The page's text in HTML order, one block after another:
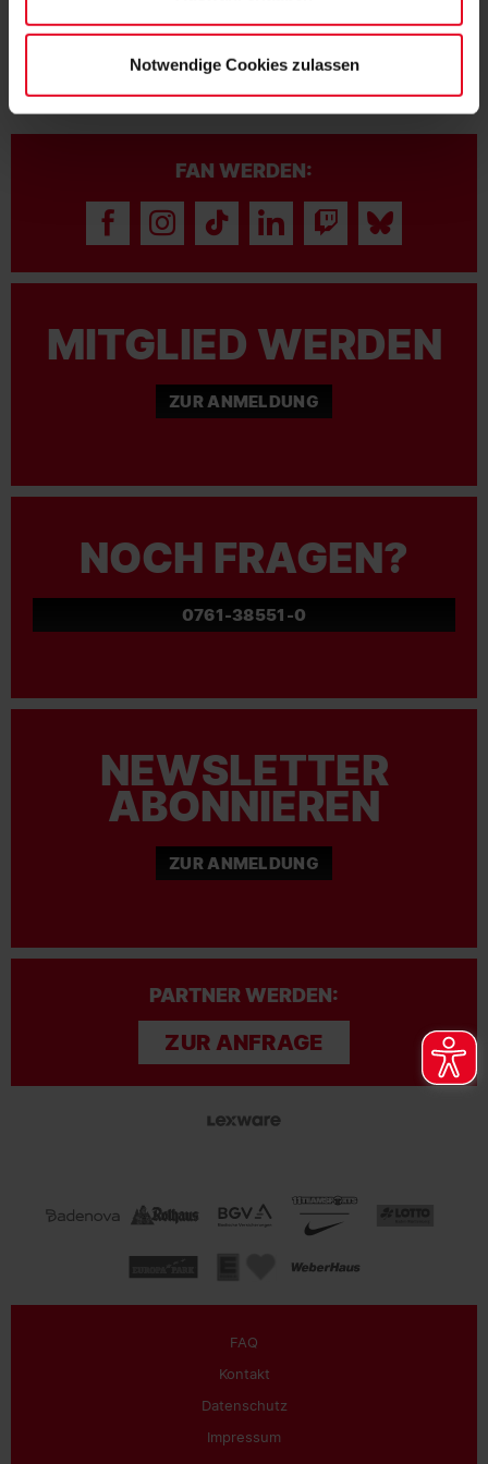
Notwendige Cookies zulassen
FAN WERDEN:
MITGLIED WERDEN
ZUR ANMELDUNG
NOCH FRAGEN?
0761-38551-0
NEWSLETTER
ABONNIEREN
ZUR ANMELDUNG
PARTNER WERDEN:
ZUR ANFRAGE
FAQ
Kontakt
Datenschutz
Impressum